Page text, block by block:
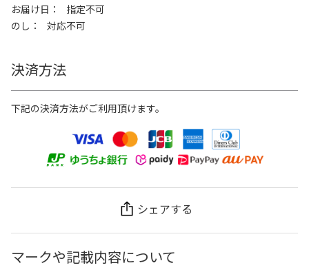
お届け日
指定不可
のし
対応不可
決済方法
下記の決済方法がご利用頂けます。
シェアする
マークや記載内容について